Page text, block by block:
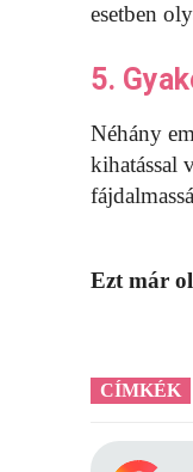
esetben
5.
Néhány
kihatással
Ezt már
CÍMKÉK